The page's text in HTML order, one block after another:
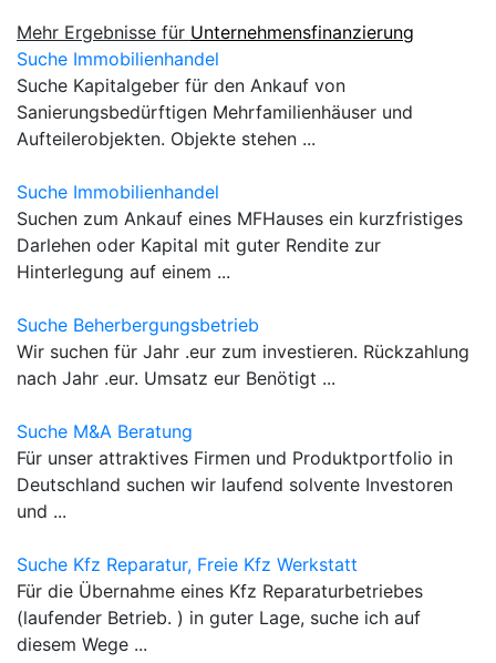
Mehr Ergebnisse für Unternehmensfinanzierung
Suche Immobilienhandel
Suche Kapitalgeber für den Ankauf von
Sanierungsbedürftigen Mehrfamilienhäuser und
Aufteilerobjekten. Objekte stehen ...
Suche Immobilienhandel
Suchen zum Ankauf eines MFHauses ein kurzfristiges
Darlehen oder Kapital mit guter Rendite zur
Hinterlegung auf einem ...
Suche Beherbergungsbetrieb
Wir suchen für Jahr .eur zum investieren. Rückzahlung
nach Jahr .eur. Umsatz eur Benötigt ...
Suche M&A Beratung
Für unser attraktives Firmen und Produktportfolio in
Deutschland suchen wir laufend solvente Investoren
und ...
Suche Kfz Reparatur, Freie Kfz Werkstatt
Für die Übernahme eines Kfz Reparaturbetriebes
(laufender Betrieb. ) in guter Lage, suche ich auf
diesem Wege ...